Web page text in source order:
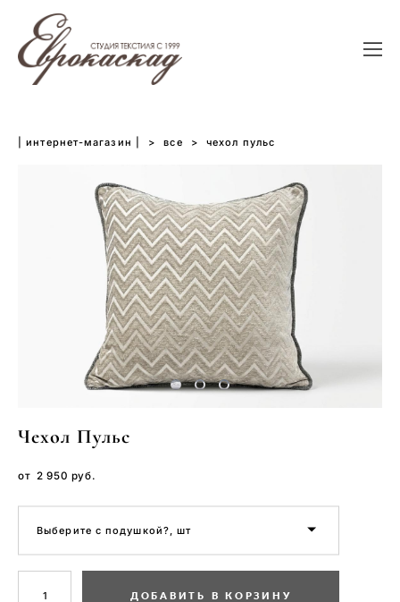
| интернет-магазин | > все > чехол пульс
Чехол Пульс
от 2 950 pуб.
Выберите с подушкой?, шт
ДОБАВИТЬ В КОРЗИНУ